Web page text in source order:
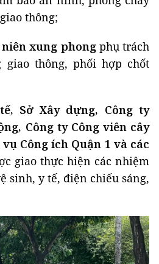
thông;
xung phongphụ trách
thông, phối hợp chốt
Sở Xây dựng, Công ty
Công ty Công viên cây
Công ích Quận 1 và các
giao thực hiện các nhiệm
sinh, y tế, điện chiếu sáng,